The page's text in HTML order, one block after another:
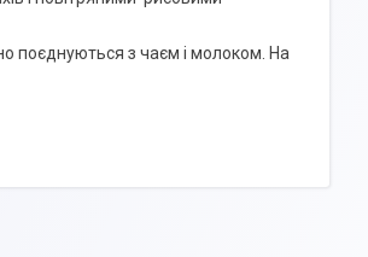
поєднуються з чаєм і молоком. На